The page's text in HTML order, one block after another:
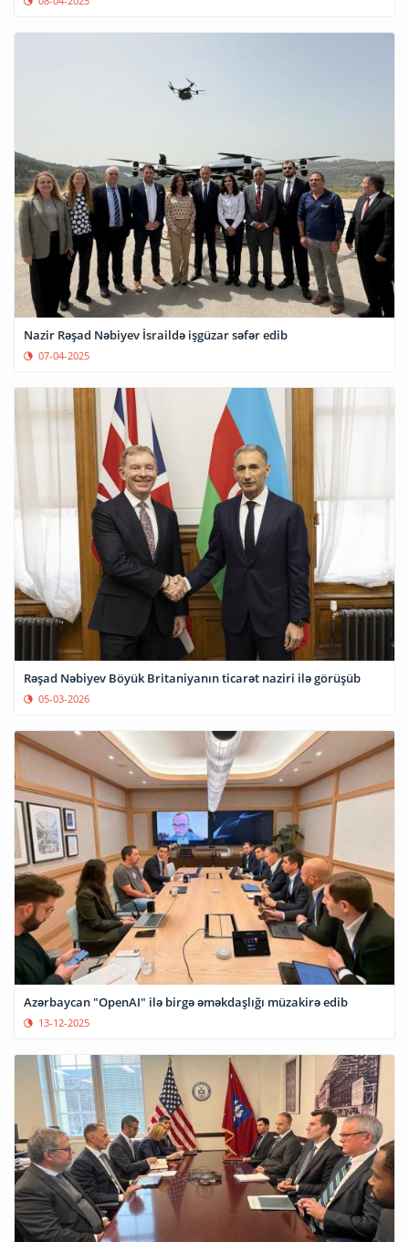
Nazir Rəşad Nəbiyev İsraildə işgüzar səfər edib
07-04-2025
Rəşad Nəbiyev Böyük Britaniyanın ticarət naziri ilə görüşüb
05-03-2026
Azərbaycan "OpenAI" ilə birgə əməkdaşlığı müzakirə edib
13-12-2025